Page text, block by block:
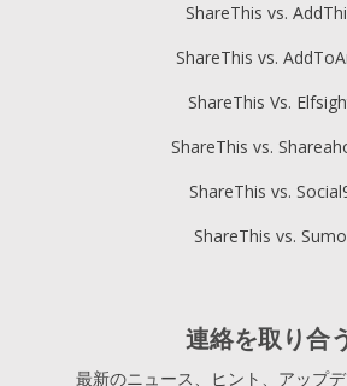
ShareThis vs.
ShareThis vs.
ShareThis Vs.
ShareThis vs.
ShareThis vs.
ShareThis vs. Sumo
連絡を取り合
最新のニュース、ヒント、アップ